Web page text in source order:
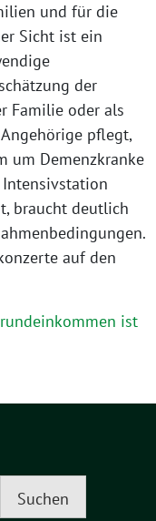
und für die
Sicht ist ein
der
Familie oder als
pflegt,
um Demenzkranke
braucht deutlich
auf den
ist
Suchen